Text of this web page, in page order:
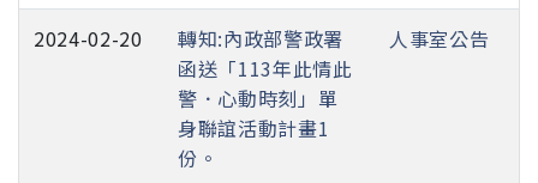
2024-02-20
轉知:內政部警政署
函送「113年此情此
警．心動時刻」單
身聯誼活動計畫1
份。
人事室公告